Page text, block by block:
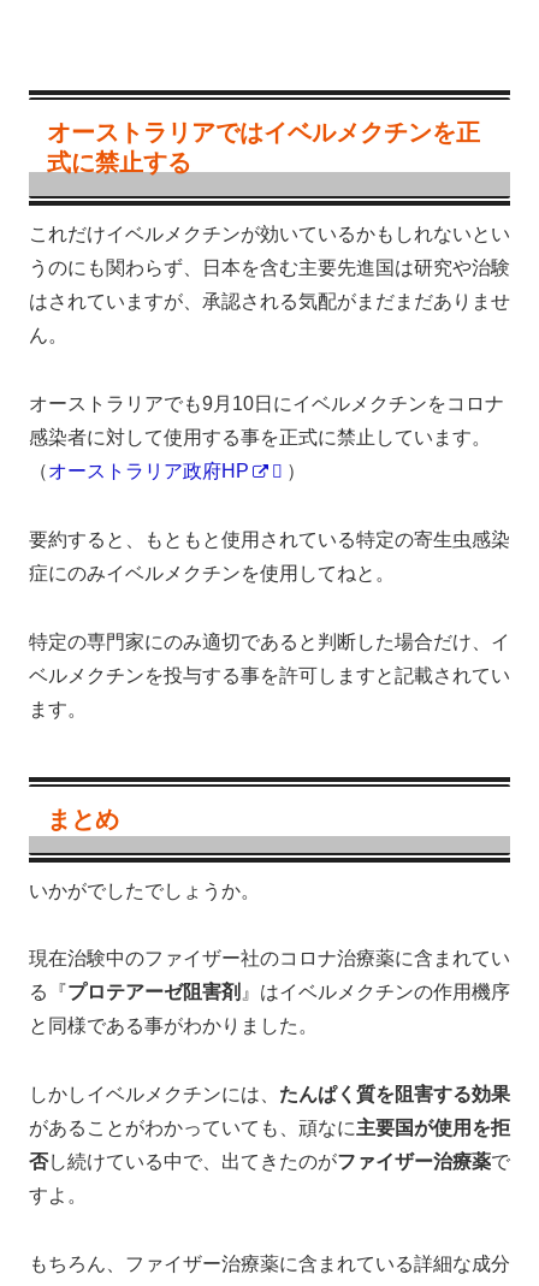
オーストラリアではイベルメクチンを正
式に禁止する
これだけイベルメクチンが効いているかもしれないとい
うのにも関わらず、日本を含む主要先進国は研究や治験
はされていますが、承認される気配がまだまだありませ
ん。
オーストラリアでも9月10日にイベルメクチンをコロナ
感染者に対して使用する事を正式に禁止しています。
（オーストラリア政府HP ）
要約すると、もともと使用されている特定の寄生虫感染
症にのみイベルメクチンを使用してねと。
特定の専門家にのみ適切であると判断した場合だけ、イ
ベルメクチンを投与する事を許可しますと記載されてい
ます。
まとめ
いかがでしたでしょうか。
現在治験中のファイザー社のコロナ治療薬に含まれてい
る『 プロテアーゼ阻害剤 』はイベルメクチンの作用機序
と同様である事がわかりました。
しかしイベルメクチンには、 たんぱく質を阻害する効果
があることがわかっていても、頑なに主要国が使用を拒
否し続けている中で、出てきたのがファイザー治療薬で
すよ。
もちろん、ファイザー治療薬に含まれている詳細な成分